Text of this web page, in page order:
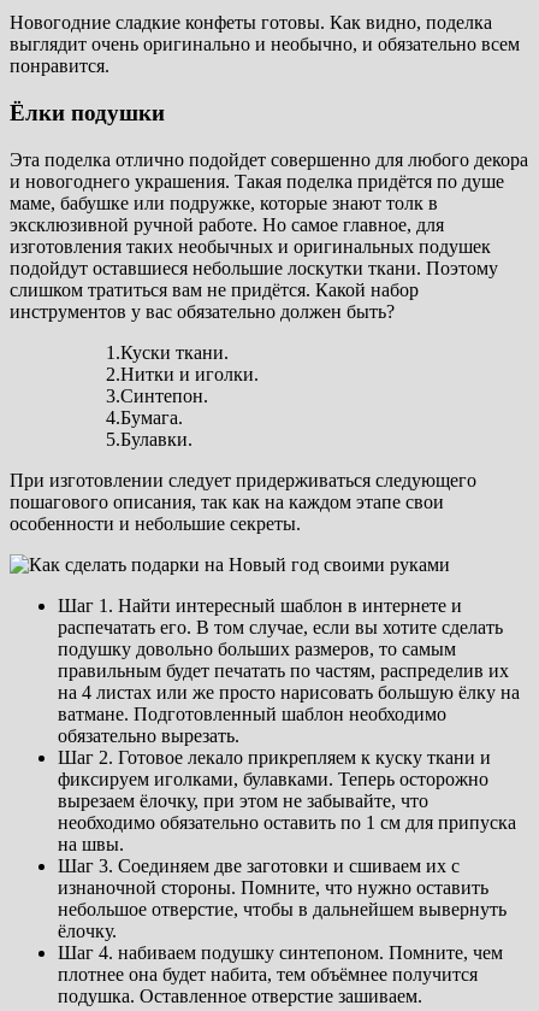
Новогодние сладкие конфеты готовы. Как видно, поделка
выглядит очень оригинально и необычно, и обязательно всем
понравится.
Ёлки подушки
Эта поделка отлично подойдет совершенно для любого декора
и новогоднего украшения. Такая поделка придётся по душе
маме, бабушке или подружке, которые знают толк в
эксклюзивной ручной работе. Но самое главное, для
изготовления таких необычных и оригинальных подушек
подойдут оставшиеся небольшие лоскутки ткани. Поэтому
слишком тратиться вам не придётся. Какой набор
инструментов у вас обязательно должен быть?
1.Куски ткани.
2.Нитки и иголки.
3.Синтепон.
4.Бумага.
5.Булавки.
При изготовлении следует придерживаться следующего
пошагового описания, так как на каждом этапе свои
особенности и небольшие секреты.
Шаг 1. Найти интересный шаблон в интернете и
распечатать его. В том случае, если вы хотите сделать
подушку довольно больших размеров, то самым
правильным будет печатать по частям, распределив их
на 4 листах или же просто нарисовать большую ёлку на
ватмане. Подготовленный шаблон необходимо
обязательно вырезать.
Шаг 2. Готовое лекало прикрепляем к куску ткани и
фиксируем иголками, булавками. Теперь осторожно
вырезаем ёлочку, при этом не забывайте, что
необходимо обязательно оставить по 1 см для припуска
на швы.
Шаг 3. Соединяем две заготовки и сшиваем их с
изнаночной стороны. Помните, что нужно оставить
небольшое отверстие, чтобы в дальнейшем вывернуть
ёлочку.
Шаг 4. набиваем подушку синтепоном. Помните, чем
плотнее она будет набита, тем объёмнее получится
подушка. Оставленное отверстие зашиваем.